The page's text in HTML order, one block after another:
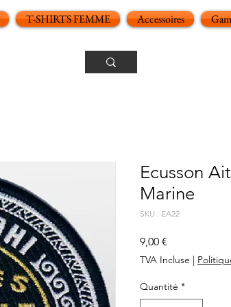
T-SHIRTS FEMME Accessoires
Ecusson
Marine
SKU : EA22
9,00 €
TVA Incluse |
Quantité *